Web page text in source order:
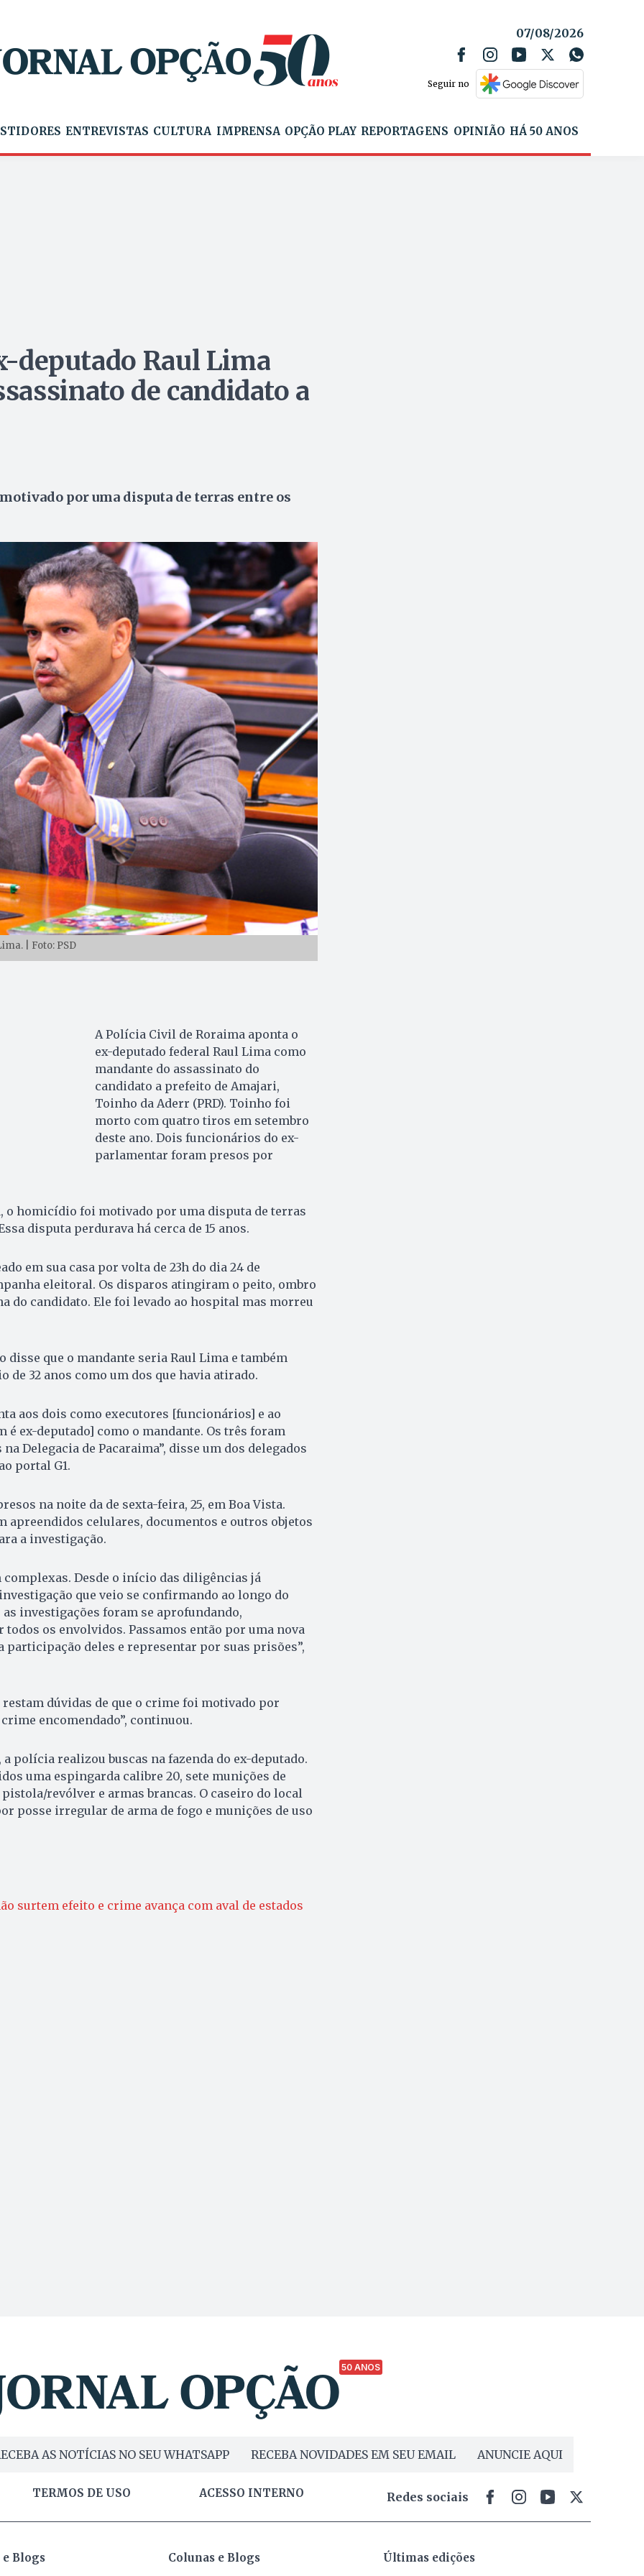
07/08/2026
Seguir no
ENTREVISTAS CULTURA IMPRENSA OPÇÃO PLAY REPORTAGENS OPINIÃO HÁ 50 ANOS
deputado Raul Lima
de candidato a
por uma disputa de terras entre os
| Foto: PSD
A Polícia Civil de Roraima aponta o
ex-deputado federal Raul Lima como
mandante do assassinato do
candidato a prefeito de Amajari,
Toinho da Aderr (PRD). Toinho foi
morto com quatro tiros em setembro
deste ano. Dois funcionários do ex-
parlamentar foram presos por
o homicídio foi motivado por uma disputa de terras
disputa perdurava há cerca de 15 anos.
em sua casa por volta de 23h do dia 24 de
eleitoral. Os disparos atingiram o peito, ombro
do candidato. Ele foi levado ao hospital mas morreu
que o mandante seria Raul Lima e também
32 anos como um dos que havia atirado.
aos dois como executores [funcionários] e ao
é ex-deputado] como o mandante. Os três foram
Delegacia de Pacaraima”, disse um dos delegados
portal G1.
na noite da de sexta-feira, 25, em Boa Vista.
apreendidos celulares, documentos e outros objetos
a investigação.
complexas. Desde o início das diligências já
que veio se confirmando ao longo do
investigações foram se aprofundando,
os envolvidos. Passamos então por uma nova
participação deles e representar por suas prisões”,
dúvidas de que o crime foi motivado por
encomendado”, continuou.
polícia realizou buscas na fazenda do ex-deputado.
uma espingarda calibre 20, sete munições de
revólver e armas brancas. O caseiro do local
posse irregular de arma de fogo e munições de uso
surtem efeito e crime avança com aval de estados
50 ANOS
AS NOTÍCIAS NO SEU WHATSAPP RECEBA NOVIDADES EM SEU EMAIL ANUNCIE AQUI
TERMOS DE USO ACESSO INTERNO Redes sociais
e Blogs Colunas e Blogs Últimas edições